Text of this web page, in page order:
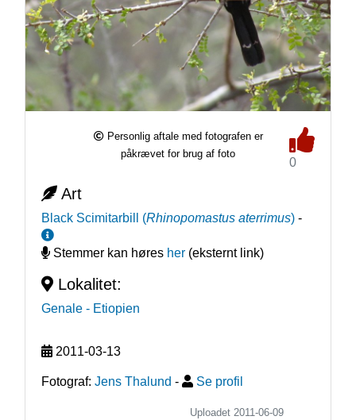
Personlig aftale med fotografen er
påkrævet for brug af foto
0
Art
Black Scimitarbill (Rhinopomastus aterrimus) -
Stemmer kan høres her(eksternt link)
Lokalitet:
Genale - Etiopien
2011-03-13
Fotograf: Jens Thalund - Se profil
Uploadet 2011-06-09